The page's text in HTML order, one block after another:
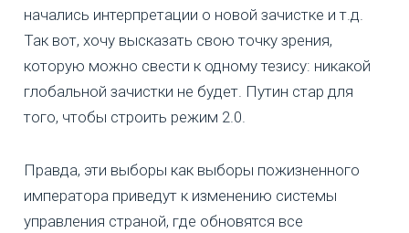
начались интерпретации о новой зачистке и т.д.
Так вот, хочу высказать свою точку зрения,
которую можно свести к одному тезису: никакой
глобальной зачистки не будет. Путин стар для
того, чтобы строить режим 2.0.
Правда, эти выборы как выборы пожизненного
императора приведут к изменению системы
управления страной, где обновятся все